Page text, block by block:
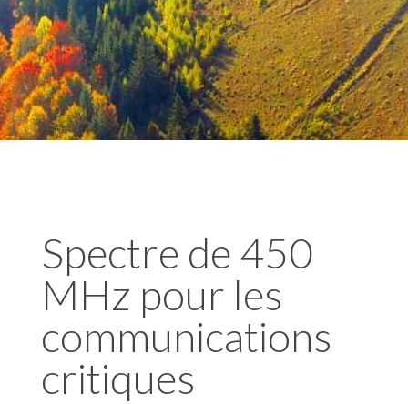
Spectre de 450
MHz pour les
communications
critiques